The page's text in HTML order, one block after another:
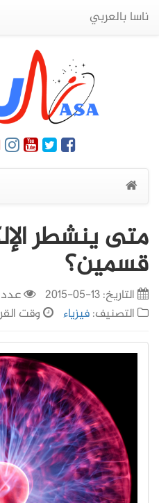
ناسا بالعربي
متى ينشطر
قسمين؟
التاريخ:13-05-2015
عدد
التصنيف:فيزياء وقت القراءة: 3